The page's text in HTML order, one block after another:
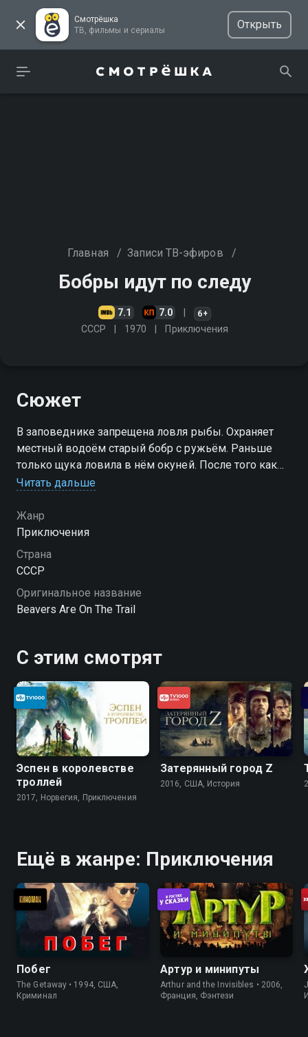
Смотрёшка
ТВ, фильмы и сериалы
Открыть
Главная / Записи ТВ-эфиров /
Бобры идут по следу
7.1 7.0 6+
СССР 1970 Приключения
Сюжет
В заповеднике запрещена ловля рыбы. Охраняет
местный водоём старый бобр с ружьём. Раньше
только щука ловила в нём окуней. После того как
щуку выловили и поместили в школу в аквариуме,
нужна
Читать дальше
Жанр
Приключения
Страна
СССР
Оригинальное название
Beavers Are On The Trail
С этим смотрят
Эспен в королевстве
троллей
2017, Норвегия, Приключения
Затерянный город Z
2016, США, История
Ещё в жанре: Приключения
Побег
The Getaway • 1994, США,
Криминал
Артур и минипуты
Arthur and the Invisibles • 2006,
Франция, Фэнтези